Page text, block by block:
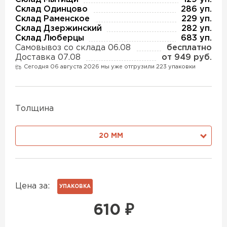
Склад Одинцово
286 уп.
Склад Раменское
229 уп.
Склад Дзержинский
282 уп.
Склад Люберцы
683 уп.
Самовывоз со склада 06.08
бесплатно
Доставка 07.08
от 949 руб.
Сегодня 06 августа 2026 мы уже отгрузили 223 упаковки
Толщина
20 ММ
Цена за: УПАКОВКА
610 ₽
Утеплитель Изотек
ПЕРЕЙТИ
Утеплитель Ruspanel
Утеплитель Hotrock
Утеплитель Xotpipe
ПЕРЕЙТИ
Утеплитель Юматекс
Утеплитель Теплекс
Утеплитель Дирок
Утеплитель Тизол